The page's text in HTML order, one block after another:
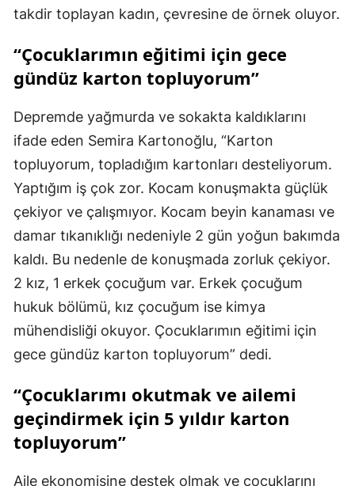
takdir toplayan kadın, çevresine de örnek oluyor.
“Çocuklarımın eğitimi için gece
gündüz karton topluyorum”
Depremde yağmurda ve sokakta kaldıklarını
ifade eden Semira Kartonoğlu, “Karton
topluyorum, topladığım kartonları desteliyorum.
Yaptığım iş çok zor. Kocam konuşmakta güçlük
çekiyor ve çalışmıyor. Kocam beyin kanaması ve
damar tıkanıklığı nedeniyle 2 gün yoğun bakımda
kaldı. Bu nedenle de konuşmada zorluk çekiyor.
2 kız, 1 erkek çocuğum var. Erkek çocuğum
hukuk bölümü, kız çocuğum ise kimya
mühendisliği okuyor. Çocuklarımın eğitimi için
gece gündüz karton topluyorum” dedi.
“Çocuklarımı okutmak ve ailemi
geçindirmek için 5 yıldır karton
topluyorum”
Aile ekonomisine destek olmak ve çocuklarını